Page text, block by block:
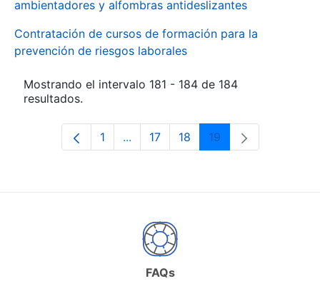
ambientadores y alfombras antideslizantes
Contratación de cursos de formación para la
prevención de riesgos laborales
Mostrando el intervalo 181 - 184 de 184
resultados.
Página
1 ...Páginas intermedias Use TAB para
Página
17 Página
18 Página
19
FAQs